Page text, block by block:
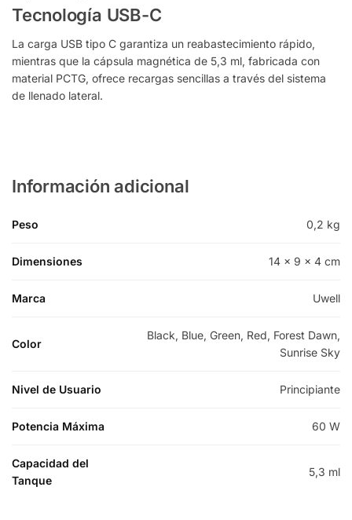
Tecnología USB-C
La carga USB tipo C garantiza un reabastecimiento rápido,
mientras que la cápsula magnética de 5,3 ml, fabricada con
material PCTG, ofrece recargas sencillas a través del sistema
de llenado lateral.
Información adicional
Peso 0,2 kg
Dimensiones 14 × 9 × 4 cm
Marca Uwell
Color
Black, Blue, Green, Red, Forest Dawn,
Sunrise Sky
Nivel de Usuario Principiante
Potencia Máxima 60 W
Capacidad del
Tanque
5,3 ml